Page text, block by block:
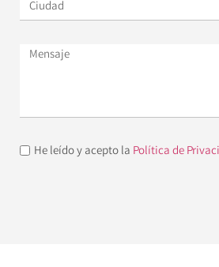
He leído y acepto la Política de